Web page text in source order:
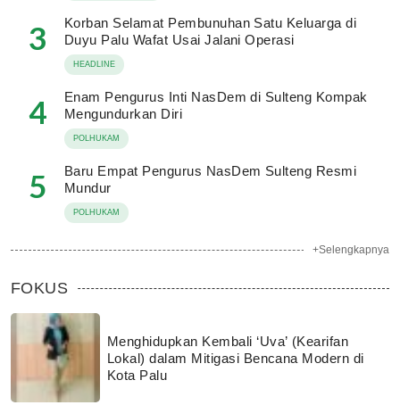
3
Korban Selamat Pembunuhan Satu Keluarga di
Duyu Palu Wafat Usai Jalani Operasi
HEADLINE
4
Enam Pengurus Inti NasDem di Sulteng Kompak
Mengundurkan Diri
POLHUKAM
5
Baru Empat Pengurus NasDem Sulteng Resmi
Mundur
POLHUKAM
+Selengkapnya
FOKUS
Menghidupkan Kembali ‘Uva’ (Kearifan
Lokal) dalam Mitigasi Bencana Modern di
Kota Palu